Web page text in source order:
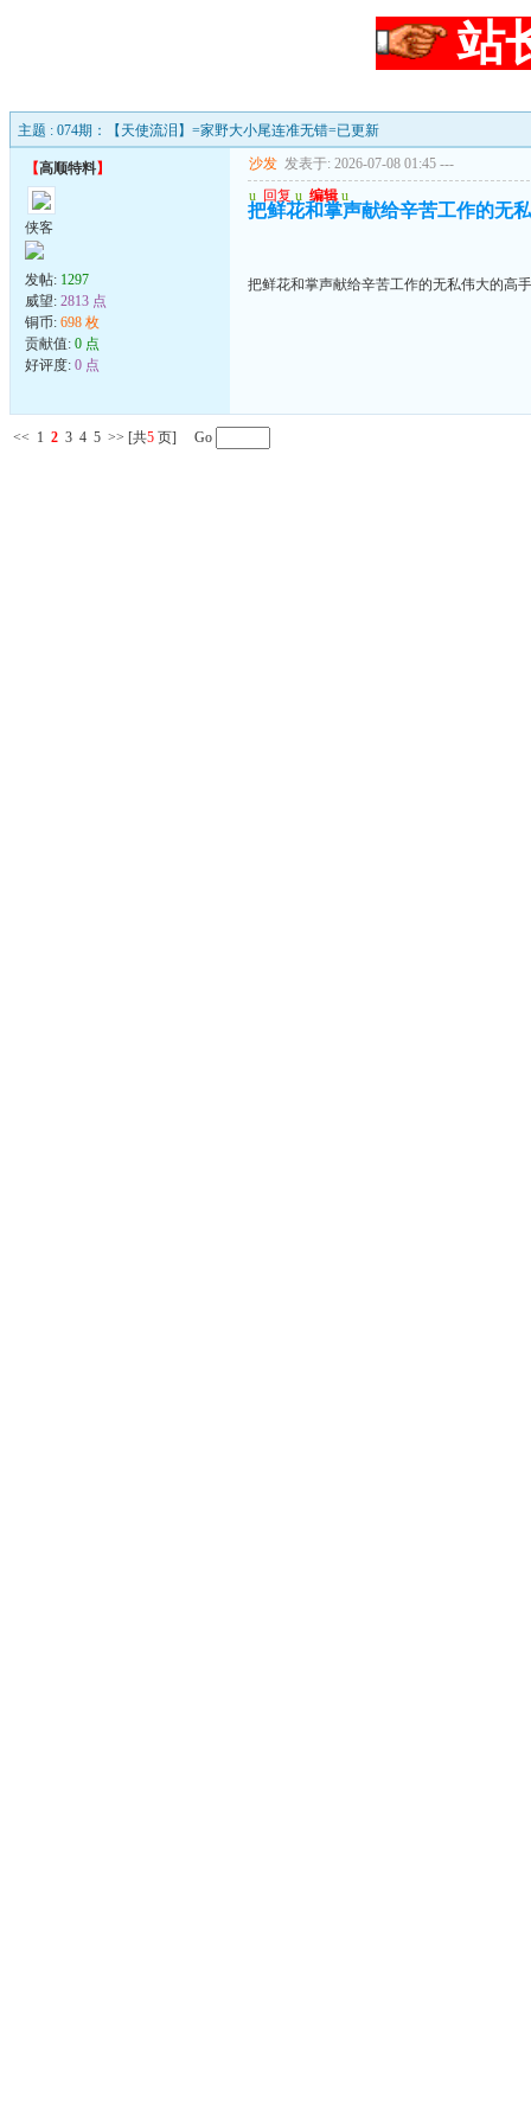
站
主题 : 074期：【天使流泪】=家野大小尾连准无错=已更新
【高顺特料】
侠客
发帖: 1297
威望: 2813 点
铜币: 698 枚
贡献值: 0 点
好评度: 0 点
沙发 发表于: 2026-07-08 01:45 ---
u 回复 u 编辑 u
把鲜花和掌声献给辛苦工作的无
把鲜花和掌声献给辛苦工作的无私伟大的高
<< 1 2 3 4 5 >> [共5 页] Go